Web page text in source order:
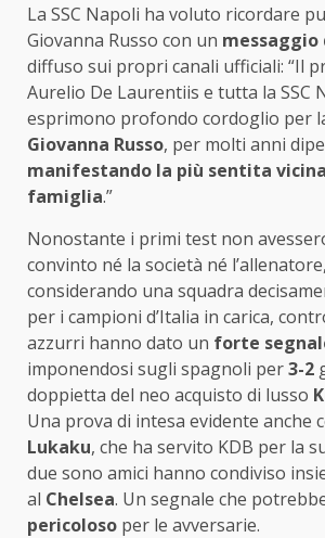
La SSC Napoli ha voluto ricordare
Giovanna Russo con un
diffuso sui propri canali ufficiali: “Il
Aurelio De Laurentiis e tutta la SSC
esprimono profondo cordoglio per
Giovanna Russo, per molti anni
manifestando la più sentita
famiglia.”
Nonostante i primi test non
convinto né la società né
considerando una squadra
per i campioni d’Italia in carica,
azzurri hanno dato un forte
imponendosi sugli spagnoli per3-2
doppietta del neo acquisto di lusso
Una prova di intesa evidente anche
Lukaku, che ha servito KDB per la
due sono amici hanno condiviso
al Chelsea. Un segnale che
pericoloso per le avversarie.